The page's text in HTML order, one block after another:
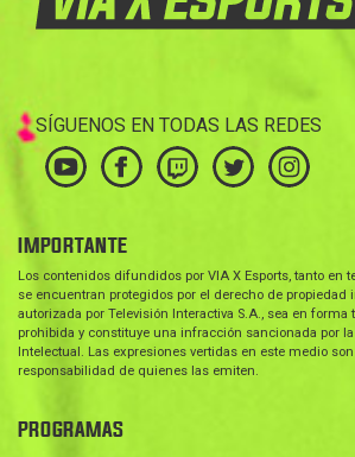
SÍGUENOS EN TODAS LAS REDES
IMPORTANTE
Los contenidos difundidos por VIA X Esports, tanto en
se encuentran protegidos por el derecho de
autorizada por Televisión Interactiva S.A., sea en forma
prohibida y constituye una infracción sancionada por la
Intelectual. Las expresiones vertidas en este medio
responsabilidad de quienes las emiten.
PROGRAMAS